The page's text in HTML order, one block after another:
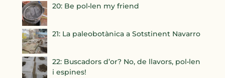
20: Be pol•len my friend
21: La paleobotànica a Sotstinent Navarro
22: Buscadors d’or? No, de llavors, pol•len
i espines!